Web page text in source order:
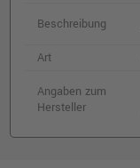
inkl.
inkl.
Beschreibung
Art
Angaben zum
Hersteller